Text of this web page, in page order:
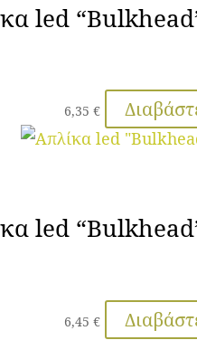
led
6,35 €
led
6,45 €